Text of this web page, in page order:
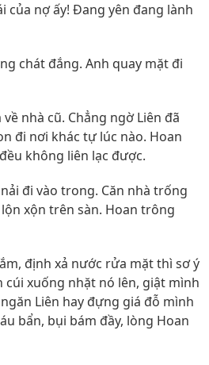
của nợ ấy! Đang yên đang lành
chát đắng. Anh quay mặt đi
nhà cũ. Chẳng ngờ Liên đã
đi nơi khác tự lúc nào. Hoan
không liên lạc được.
đi vào trong. Căn nhà trống
xộn trên sàn. Hoan trông
định xả nước rửa mặt thì sơ ý
cúi xuống nhặt nó lên, giật mình
Liên hay đựng giá đỗ mình
bẩn, bụi bám đầy, lòng Hoan